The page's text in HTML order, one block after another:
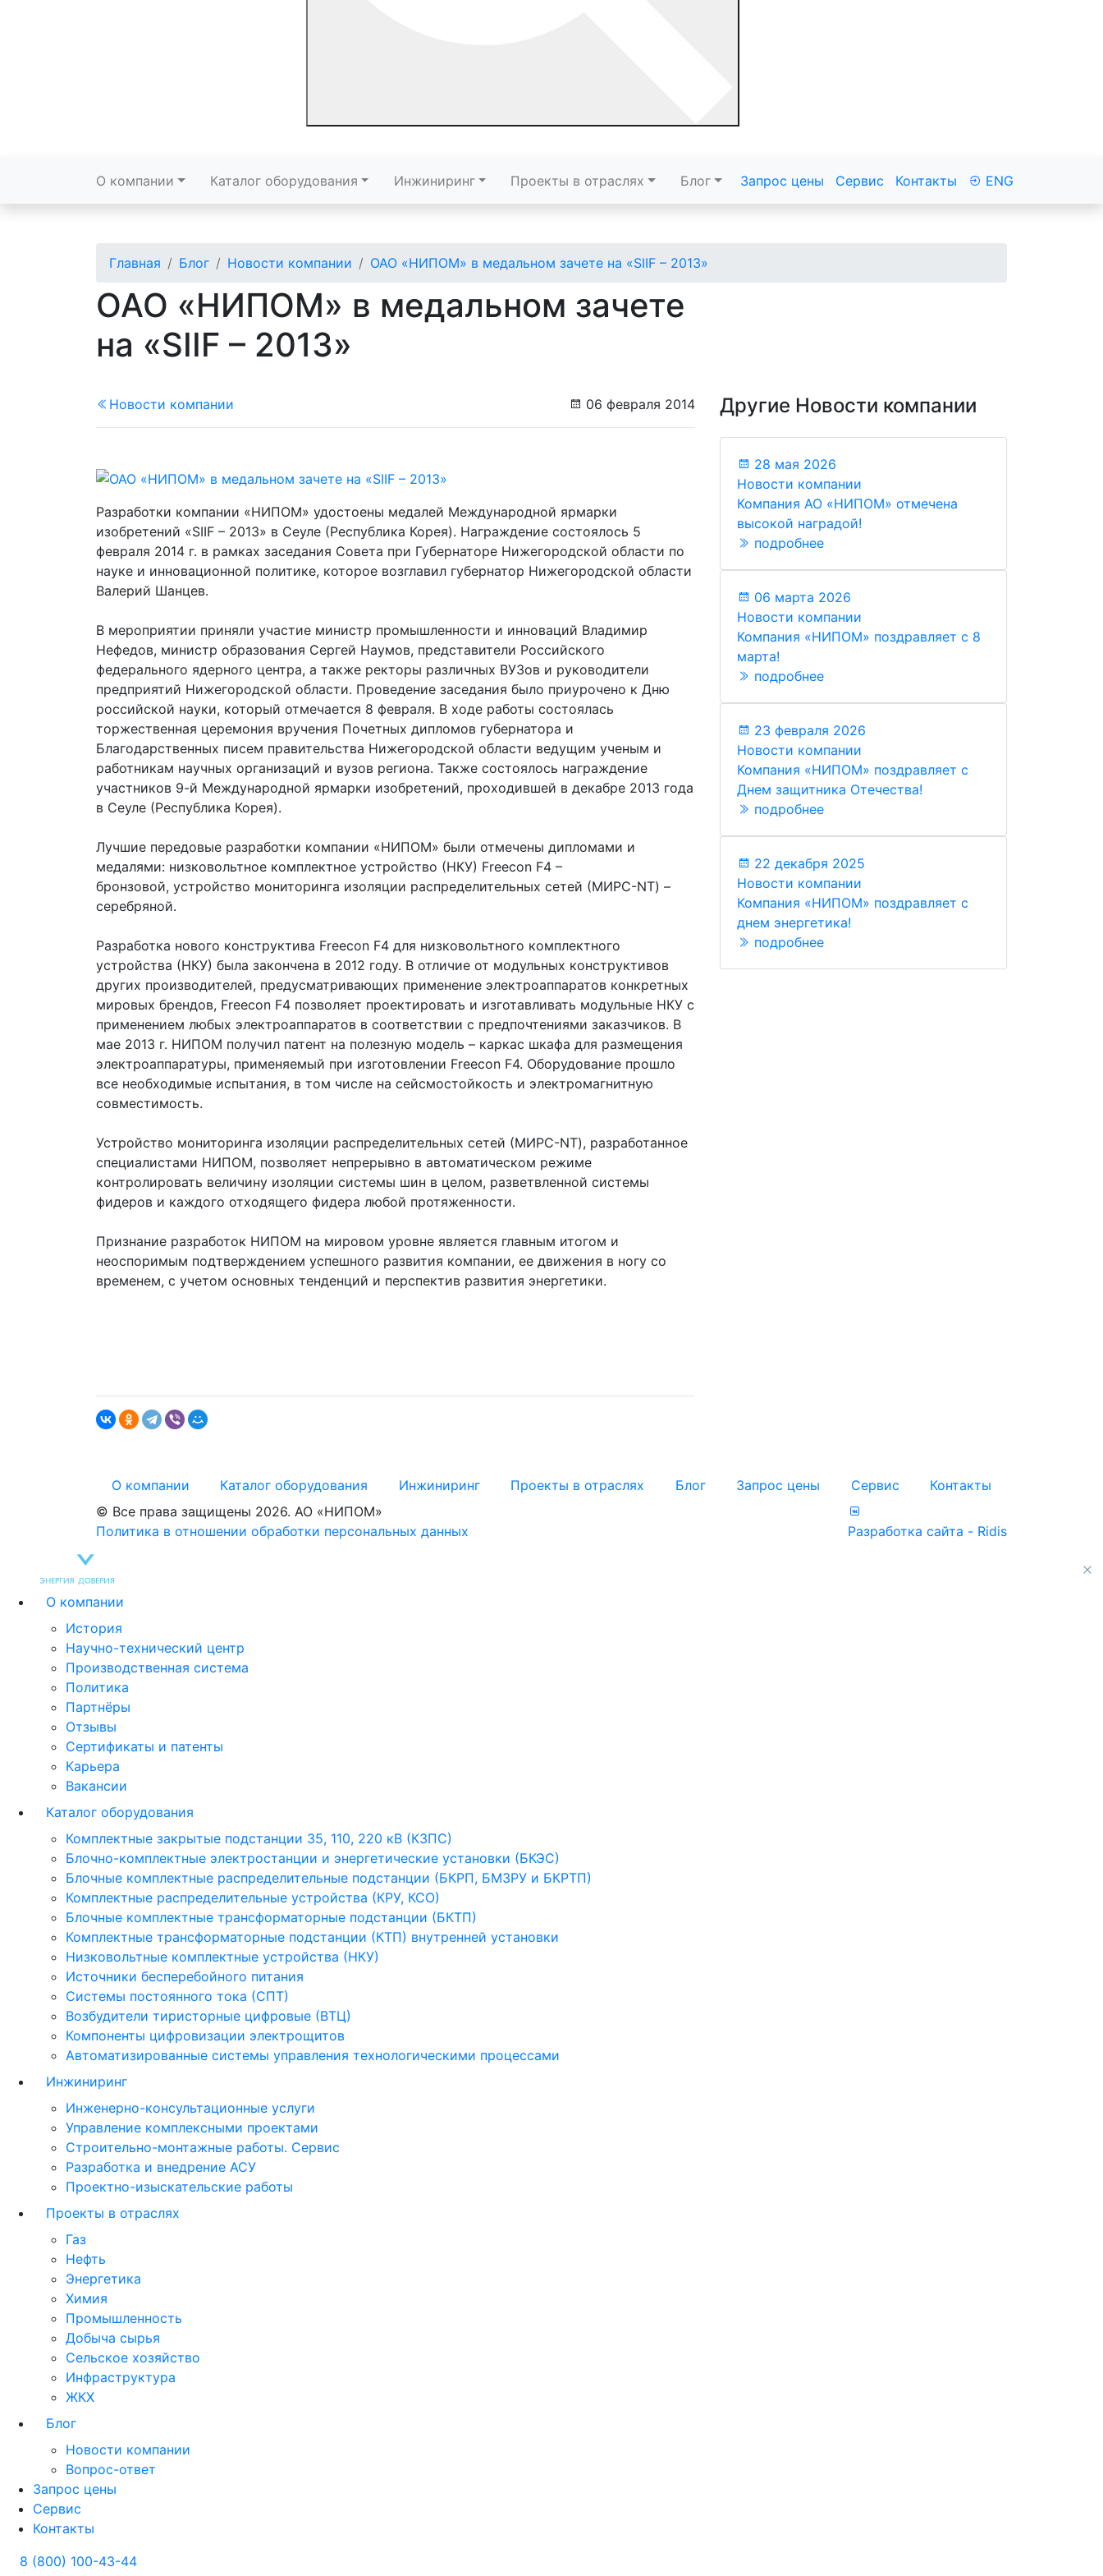
О компании Каталог оборудования Инжиниринг Проекты в отраслях Блог Запрос цены Сервис Контакты ENG
Главная Блог Новости компании ОАО «НИПОМ» в медальном зачете на «SIIF – 2013»
ОАО «НИПОМ» в медальном зачете
на «SIIF – 2013»
Новости компании 06 февраля 2014
Разработки компании «НИПОМ» удостоены медалей Международной ярмарки
изобретений «SIIF – 2013» в Сеуле (Республика Корея). Награждение состоялось 5
февраля 2014 г. в рамках заседания Совета при Губернаторе Нижегородской области по
науке и инновационной политике, которое возглавил губернатор Нижегородской области
Валерий Шанцев.
В мероприятии приняли участие министр промышленности и инноваций Владимир
Нефедов, министр образования Сергей Наумов, представители Российского
федерального ядерного центра, а также ректоры различных ВУЗов и руководители
предприятий Нижегородской области. Проведение заседания было приурочено к Дню
российской науки, который отмечается 8 февраля. В ходе работы состоялась
торжественная церемония вручения Почетных дипломов губернатора и
Благодарственных писем правительства Нижегородской области ведущим ученым и
работникам научных организаций и вузов региона. Также состоялось награждение
участников 9-й Международной ярмарки изобретений, проходившей в декабре 2013 года
в Сеуле (Республика Корея).
Лучшие передовые разработки компании «НИПОМ» были отмечены дипломами и
медалями: низковольтное комплектное устройство (НКУ) Freecon F4 –
бронзовой, устройство мониторинга изоляции распределительных сетей (МИРС-NT) –
серебряной.
Разработка нового конструктива Freecon F4 для низковольтного комплектного
устройства (НКУ) была закончена в 2012 году. В отличие от модульных конструктивов
других производителей, предусматривающих применение электроаппаратов конкретных
мировых брендов, Freecon F4 позволяет проектировать и изготавливать модульные НКУ с
применением любых электроаппаратов в соответствии с предпочтениями заказчиков. В
мае 2013 г. НИПОМ получил патент на полезную модель – каркас шкафа для размещения
электроаппаратуры, применяемый при изготовлении Freecon F4. Оборудование прошло
все необходимые испытания, в том числе на сейсмостойкость и электромагнитную
совместимость.
Устройство мониторинга изоляции распределительных сетей (МИРС-NT), разработанное
специалистами НИПОМ, позволяет непрерывно в автоматическом режиме
контролировать величину изоляции системы шин в целом, разветвленной системы
фидеров и каждого отходящего фидера любой протяженности.
Признание разработок НИПОМ на мировом уровне является главным итогом и
неоспоримым подтверждением успешного развития компании, ее движения в ногу со
временем, с учетом основных тенденций и перспектив развития энергетики.
Другие Новости компании
28 мая 2026
Новости компании
Компания АО «НИПОМ» отмечена
высокой наградой!
подробнее
06 марта 2026
Новости компании
Компания «НИПОМ» поздравляет с 8
марта!
подробнее
23 февраля 2026
Новости компании
Компания «НИПОМ» поздравляет с
Днем защитника Отечества!
подробнее
22 декабря 2025
Новости компании
Компания «НИПОМ» поздравляет с
днем энергетика!
подробнее
О компании Каталог оборудования Инжиниринг Проекты в отраслях Блог Запрос цены Сервис
Контакты
© Все права защищены 2026. АО «НИПОМ»
Политика в отношении обработки персональных данных
Разработка сайта - Ridis
О компании
История
Научно-технический центр
Производственная система
Политика
Партнёры
Отзывы
Сертификаты и патенты
Карьера
Вакансии
Каталог оборудования
Комплектные закрытые подстанции 35, 110, 220 кВ (КЗПС)
Блочно-комплектные электростанции и энергетические установки (БКЭС)
Блочные комплектные распределительные подстанции (БКРП, БМЗРУ и БКРТП)
Комплектные распределительные устройства (КРУ, КСО)
Блочные комплектные трансформаторные подстанции (БКТП)
Комплектные трансформаторные подстанции (КТП) внутренней установки
Низковольтные комплектные устройства (НКУ)
Источники бесперебойного питания
Системы постоянного тока (СПТ)
Возбудители тиристорные цифровые (ВТЦ)
Компоненты цифровизации электрощитов
Автоматизированные системы управления технологическими процессами
Инжиниринг
Инженерно-консультационные услуги
Управление комплексными проектами
Строительно-монтажные работы. Сервис
Разработка и внедрение АСУ
Проектно-изыскательские работы
Проекты в отраслях
Газ
Нефть
Энергетика
Химия
Промышленность
Добыча сырья
Сельское хозяйство
Инфраструктура
ЖКХ
Блог
Новости компании
Вопрос-ответ
Запрос цены
Сервис
Контакты
8 (800) 100-43-44